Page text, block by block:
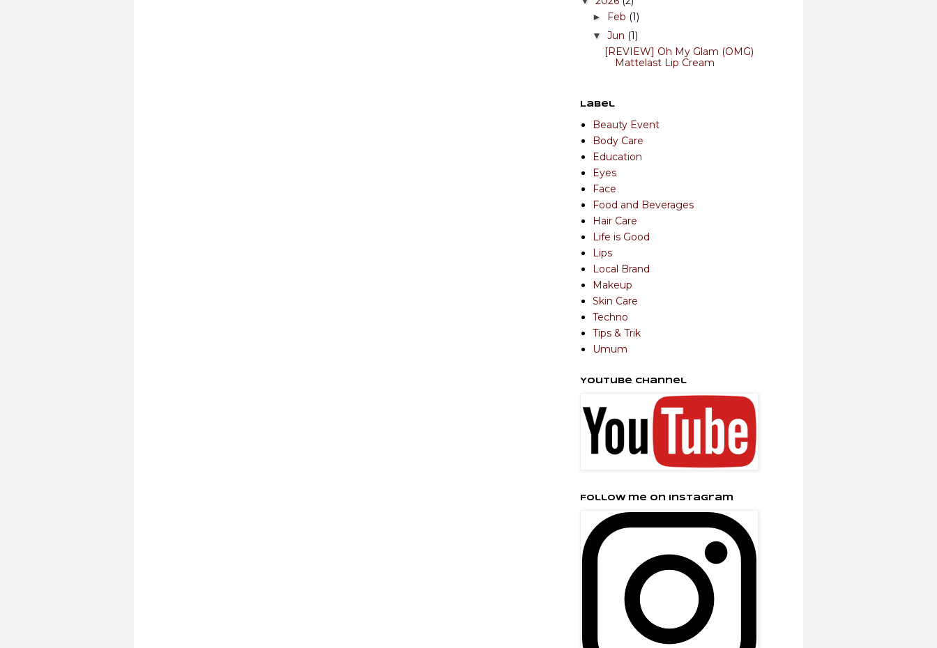
► Feb (1)
▼ Jun (1)
[REVIEW] Oh My Glam (OMG)
Mattelast Lip Cream
Label
Beauty Event
Body Care
Education
Eyes
Face
Food and Beverages
Hair Care
Life is Good
Lips
Local Brand
Makeup
Skin Care
Techno
Tips & Trik
Umum
Youtube Channel
Follow me on Instagram